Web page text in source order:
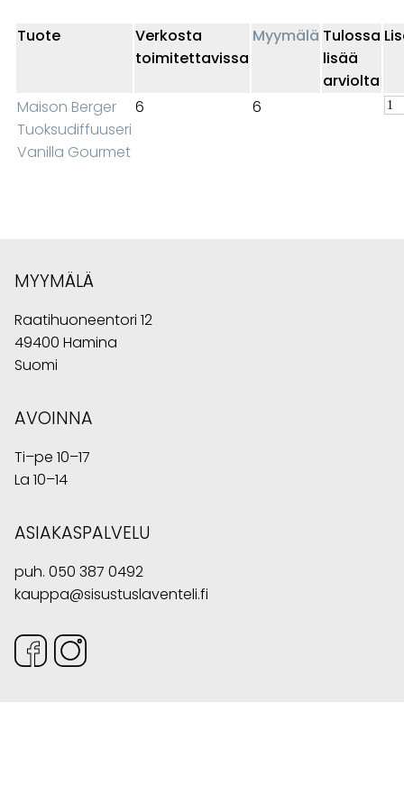
Tuote
Verkosta
toimitettavissa
Myymälä Tulossa
lisää
arviolta
Maison Berger
Tuoksudiffuuseri
Vanilla Gourmet
6 6
MYYMÄLÄ
Raatihuoneentori 12
49400 Hamina
Suomi
AVOINNA
Ti–pe 10–17
La 10–14
ASIAKASPALVELU
puh. 050 387 0492
kauppa@sisustuslaventeli.fi